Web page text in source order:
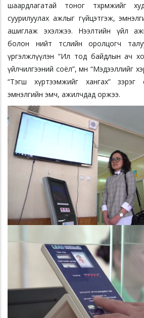
шаардлагатай тоног төхөөрөмжийг
суурилуулах ажлыг гүйцэтгэж,
ашиглаж эхэлжээ. Нээлтийн үйл
болон нийт төслийн оролцогч
үргэлжлүүлэн “Ил тод байдлын ач
үйлчилгээний соёл”, мөн “Мэдээллийг
“Тэгш хүртээмжийг хангах” зэрэг
эмнэлгийн эмч, ажилчдад оржээ.